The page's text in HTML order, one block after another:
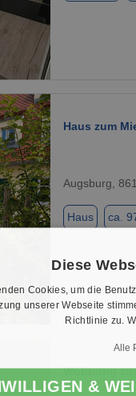
1 / 11
1 / 1
Haus zum
Augsburg,
Haus ca.
Wohnung
Diese
Cookies, um die
unserer Webseite
Richtlinie zu.
Alle
&